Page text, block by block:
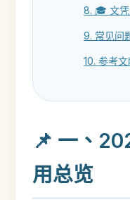
8. 🎓 文
9. 常见问
10. 参考
📌 一、
用总览